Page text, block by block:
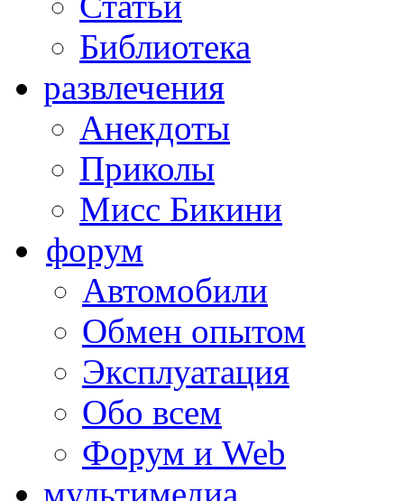
Библиотека
развлечения
Анекдоты
Приколы
Мисс Бикини
форум
Автомобили
Обмен опытом
Эксплуатация
Обо всем
Форум и Web
мультимедиа